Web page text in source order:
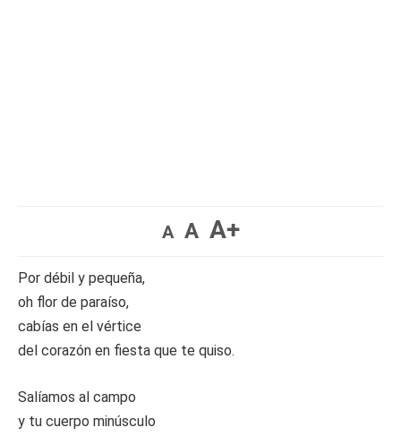
A A A+
Por débil y pequeña,
oh flor de paraíso,
cabías en el vértice
del corazón en fiesta que te quiso.
Salíamos al campo
y tu cuerpo minúsculo